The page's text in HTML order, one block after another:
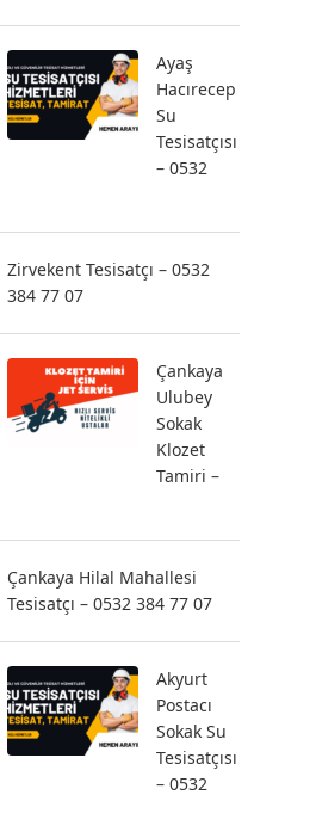
Ayaş
Hacırecep
Su
Tesisatçısı
– 0532
Zirvekent Tesisatçı – 0532
384 77 07
Çankaya
Ulubey
Sokak
Klozet
Tamiri –
Çankaya Hilal Mahallesi
Tesisatçı – 0532 384 77 07
Akyurt
Postacı
Sokak Su
Tesisatçısı
– 0532